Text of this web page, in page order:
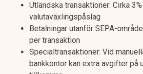
Utländska transaktioner: Cirka 3%
valutaväxlingspåslag
Betalningar utanför SEPA-
per transaktion
Specialtransaktioner: Vid
bankkontor kan extra avgifter på